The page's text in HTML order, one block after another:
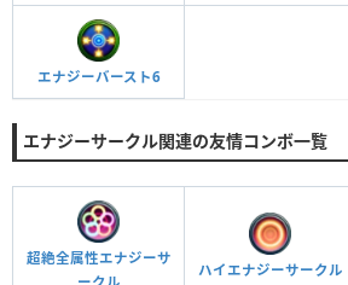
エナジーバースト6
エナジーサークル関連の友情コンボ一覧
超絶全属性エナジーサ
ハイエナジーサークル